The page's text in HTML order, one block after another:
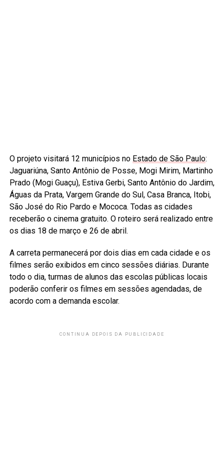
O projeto visitará 12 municípios no Estado de São Paulo:
Jaguariúna, Santo Antônio de Posse, Mogi Mirim, Martinho
Prado (Mogi Guaçu), Estiva Gerbi, Santo Antônio do Jardim,
Águas da Prata, Vargem Grande do Sul, Casa Branca, Itobi,
São José do Rio Pardo e Mococa. Todas as cidades
receberão o cinema gratuito. O roteiro será realizado entre
os dias 18 de março e 26 de abril.
A carreta permanecerá por dois dias em cada cidade e os
filmes serão exibidos em cinco sessões diárias. Durante
todo o dia, turmas de alunos das escolas públicas locais
poderão conferir os filmes em sessões agendadas, de
acordo com a demanda escolar.
CONTINUA DEPOIS DA PUBLICIDADE